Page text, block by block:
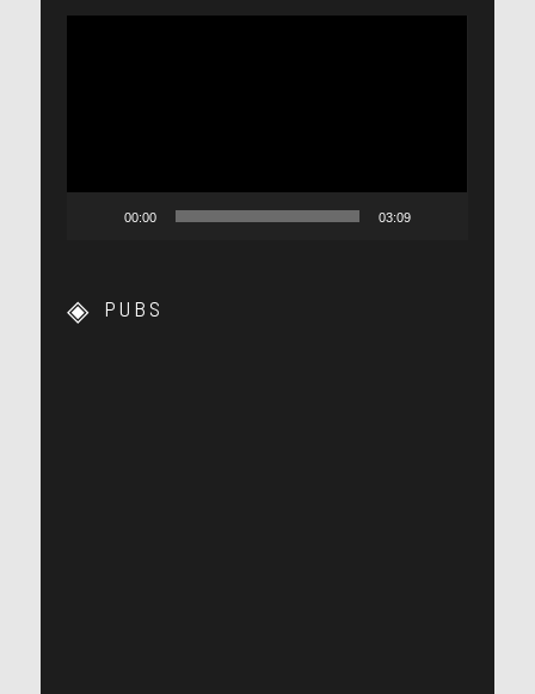
00:00 03:09
PUBS